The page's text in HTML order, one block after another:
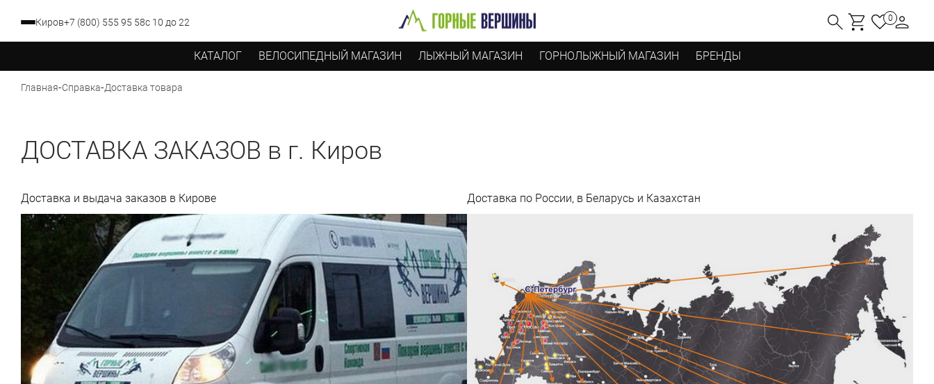
Киров+7 (800) 555 95 58с 10 до 22 0
КАТАЛОГ ВЕЛОСИПЕДНЫЙ МАГАЗИН ЛЫЖНЫЙ МАГАЗИН ГОРНОЛЫЖНЫЙ МАГАЗИН БРЕНДЫ
Главная-Справка-Доставка товара
ДОСТАВКА ЗАКАЗОВ в г. Киров
Доставка и выдача заказов в Кирове Доставка по России, в Беларусь и Казахстан